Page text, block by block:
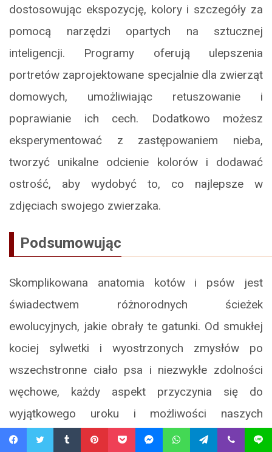
dostosowując ekspozycję, kolory i szczegóły za
pomocą narzędzi opartych na sztucznej
inteligencji. Programy oferują ulepszenia
portretów zaprojektowane specjalnie dla zwierząt
domowych, umożliwiając retuszowanie i
poprawianie ich cech. Dodatkowo możesz
eksperymentować z zastępowaniem nieba,
tworzyć unikalne odcienie kolorów i dodawać
ostrość, aby wydobyć to, co najlepsze w
zdjęciach swojego zwierzaka.
Podsumowując
Skomplikowana anatomia kotów i psów jest
świadectwem różnorodnych ścieżek
ewolucyjnych, jakie obrały te gatunki. Od smukłej
kociej sylwetki i wyostrzonych zmysłów po
wszechstronne ciało psa i niezwykłe zdolności
węchowe, każdy aspekt przyczynia się do
wyjątkowego uroku i możliwości naszych
ukochanych zwierząt. Zrozumienie ich anatomii